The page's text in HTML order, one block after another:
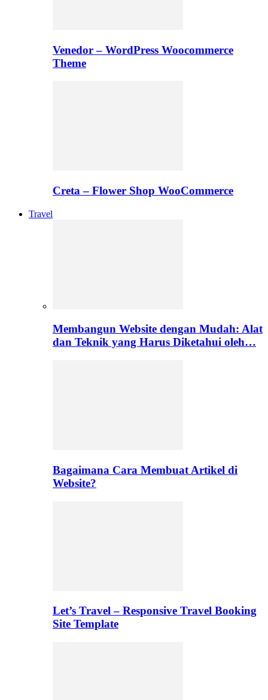
Venedor – WordPress Woocommerce
Theme
Creta – Flower Shop WooCommerce
Travel
Membangun Website dengan Mudah: Alat
dan Teknik yang Harus Diketahui oleh…
Bagaimana Cara Membuat Artikel di
Website?
Let’s Travel – Responsive Travel Booking
Site Template